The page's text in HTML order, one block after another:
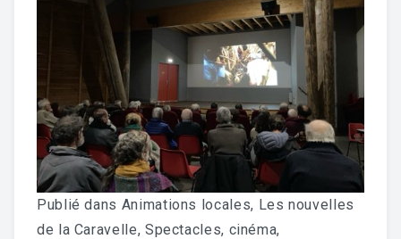
Publié dans Animations locales, Les nouvelles
de la Caravelle, Spectacles, cinéma,